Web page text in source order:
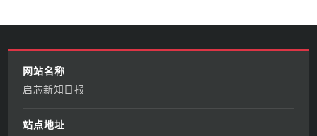
网站名称
启芯新知日报
站点地址